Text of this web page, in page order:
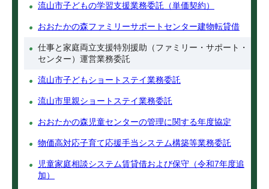
流山市子どもの学習支援業務委託（単価契約）
おおたかの森ファミリーサポートセンター建物転貸借
仕事と家庭両立支援特別援助（ファミリー・サポート・
センター）運営業務委託
流山市子どもショートステイ業務委託
流山市里親ショートステイ業務委託
おおたかの森児童センターの管理に関する年度協定
物価高対応子育て応援手当システム構築等業務委託
児童家庭相談システム賃貸借および保守（令和7年度追
加）